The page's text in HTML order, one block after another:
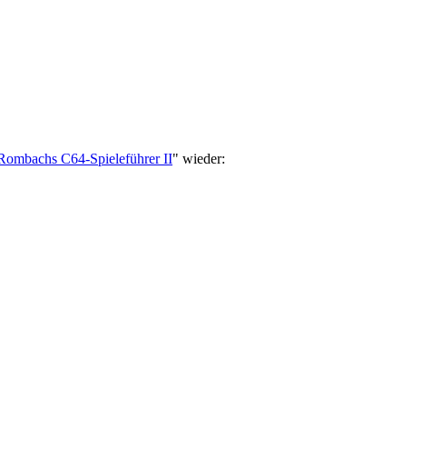
C64-Spieleführer II" wieder: